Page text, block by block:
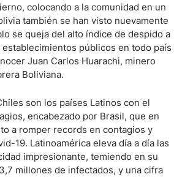
colocando a la comunidad en un
también se han visto nuevamente
se queja del alto índice de despido a
públicos en todo país
Juan Carlos Huarachi, minero
Boliviana.
son los países Latinos con el
encabezado por Brasil, que en
a romper records en contagios y
19. Latinoamérica eleva día a día las
impresionante, temiendo en su
millones de infectados, y una cifra